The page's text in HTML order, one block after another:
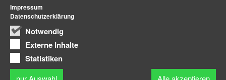
Notwendig
Externe Inhalte
Statistiken
Impressum
Datenschutzerklärung